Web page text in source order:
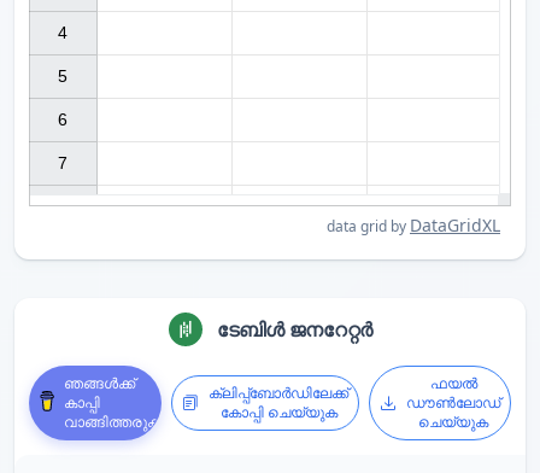
4
5
6
7
data grid by DataGridXL
ടേബിൾ ജനറേറ്റർ
ഞങ്ങൾക്ക്
കാപ്പി
വാങ്ങിത്തരുക
ക്ലിപ്പ്ബോർഡിലേക്ക്
കോപ്പി ചെയ്യുക
ഫയൽ
ഡൗൺലോഡ്
ചെയ്യുക